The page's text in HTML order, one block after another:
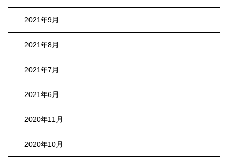
2021年9月
2021年8月
2021年7月
2021年6月
2020年11月
2020年10月